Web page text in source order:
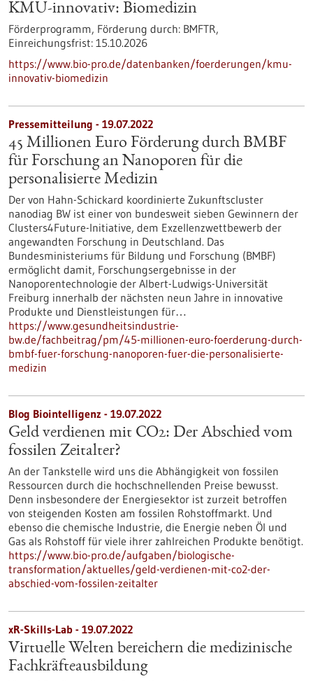
KMU-innovativ: Biomedizin
Förderprogramm, Förderung durch: BMFTR,
Einreichungsfrist: 15.10.2026
https://www.bio-pro.de/datenbanken/foerderungen/kmu-
innovativ-biomedizin
Pressemitteilung - 19.07.2022
45 Millionen Euro Förderung durch BMBF
für Forschung an Nanoporen für die
personalisierte Medizin
Der von Hahn-Schickard koordinierte Zukunftscluster
nanodiag BW ist einer von bundesweit sieben Gewinnern der
Clusters4Future-Initiative, dem Exzellenzwettbewerb der
angewandten Forschung in Deutschland. Das
Bundesministeriums für Bildung und Forschung (BMBF)
ermöglicht damit, Forschungsergebnisse in der
Nanoporentechnologie der Albert-Ludwigs-Universität
Freiburg innerhalb der nächsten neun Jahre in innovative
Produkte und Dienstleistungen für…
https://www.gesundheitsindustrie-
bw.de/fachbeitrag/pm/45-millionen-euro-foerderung-durch-
bmbf-fuer-forschung-nanoporen-fuer-die-personalisierte-
medizin
Blog Biointelligenz - 19.07.2022
Geld verdienen mit CO2: Der Abschied vom
fossilen Zeitalter?
An der Tankstelle wird uns die Abhängigkeit von fossilen
Ressourcen durch die hochschnellenden Preise bewusst.
Denn insbesondere der Energiesektor ist zurzeit betroffen
von steigenden Kosten am fossilen Rohstoffmarkt. Und
ebenso die chemische Industrie, die Energie neben Öl und
Gas als Rohstoff für viele ihrer zahlreichen Produkte benötigt.
https://www.bio-pro.de/aufgaben/biologische-
transformation/aktuelles/geld-verdienen-mit-co2-der-
abschied-vom-fossilen-zeitalter
xR-Skills-Lab - 19.07.2022
Virtuelle Welten bereichern die medizinische
Fachkräfteausbildung